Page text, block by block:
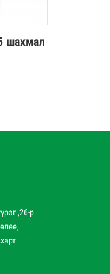
шахмал
,26-р